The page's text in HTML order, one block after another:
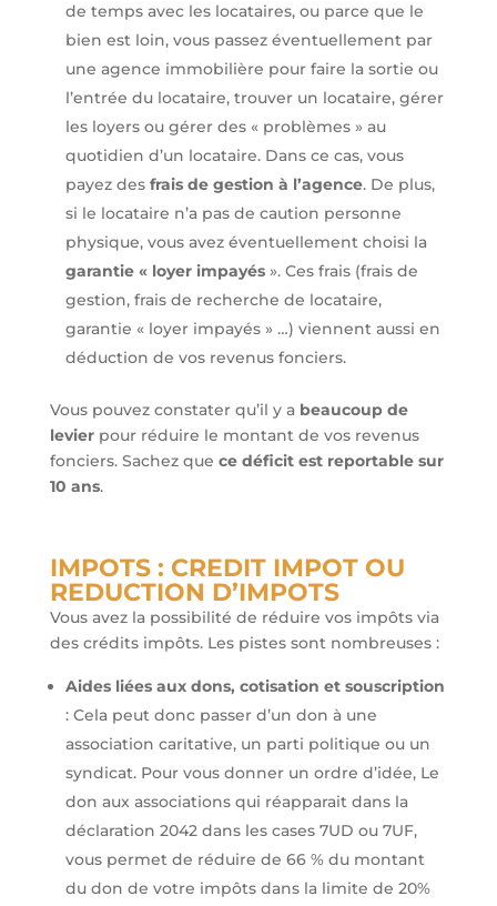
de temps avec les locataires, ou parce que le
bien est loin, vous passez éventuellement par
une agence immobilière pour faire la sortie ou
l’entrée du locataire, trouver un locataire, gérer
les loyers ou gérer des « problèmes » au
quotidien d’un locataire. Dans ce cas, vous
payez des frais de gestion à l’agence. De plus,
si le locataire n’a pas de caution personne
physique, vous avez éventuellement choisi la
garantie « loyer impayés». Ces frais (frais de
gestion, frais de recherche de locataire,
garantie « loyer impayés » …) viennent aussi en
déduction de vos revenus fonciers.
Vous pouvez constater qu’il y a beaucoup de
levierpour réduire le montant de vos revenus
fonciers. Sachez que ce déficit est reportable sur
10 ans.
IMPOTS : CREDIT IMPOT OU
REDUCTION D’IMPOTS
Vous avez la possibilité de réduire vos impôts via
des crédits impôts. Les pistes sont nombreuses :
Aides liées aux dons, cotisation et souscription
: Cela peut donc passer d’un don à une
association caritative, un parti politique ou un
syndicat. Pour vous donner un ordre d’idée, Le
don aux associations qui réapparait dans la
déclaration 2042 dans les cases 7UD ou 7UF,
vous permet de réduire de 66 % du montant
du don de votre impôts dans la limite de 20%